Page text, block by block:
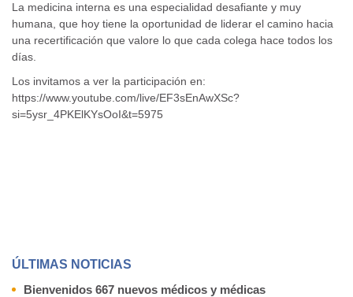
La medicina interna es una especialidad desafiante y muy
humana, que hoy tiene la oportunidad de liderar el camino hacia
una recertificación que valore lo que cada colega hace todos los
días.
Los invitamos a ver la participación en:
https://www.youtube.com/live/EF3sEnAwXSc?
si=5ysr_4PKElKYsOoI&t=5975
ÚLTIMAS NOTICIAS
Bienvenidos 667 nuevos médicos y médicas